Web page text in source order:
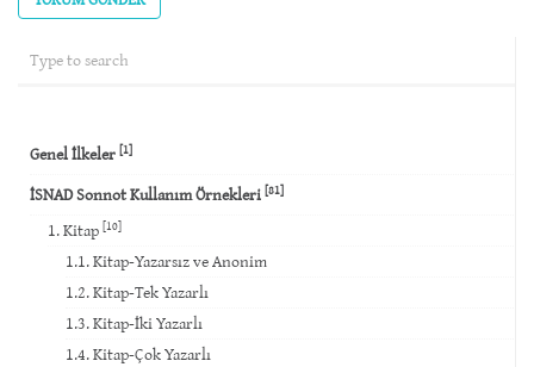
Genel İlkeler [1]
İSNAD Sonnot Kullanım Örnekleri [81]
1. Kitap [10]
1.1. Kitap-Yazarsız ve Anonim
1.2. Kitap-Tek Yazarlı
1.3. Kitap-İki Yazarlı
1.4. Kitap-Çok Yazarlı